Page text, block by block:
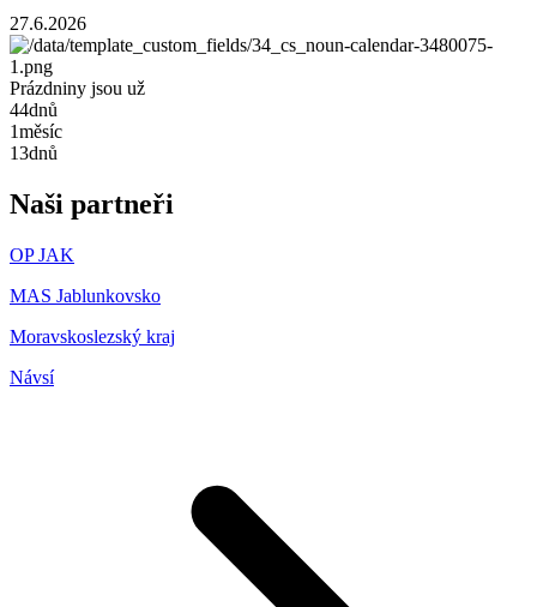
27.6.2026
Prázdniny jsou už
44dnů
1měsíc
13dnů
Naši partneři
OP JAK
MAS Jablunkovsko
Moravskoslezský kraj
Návsí